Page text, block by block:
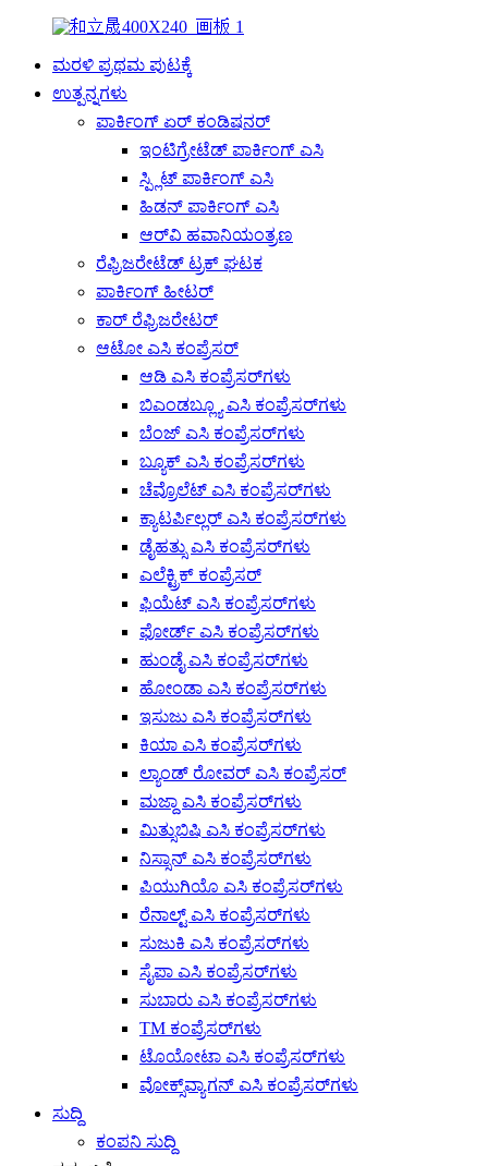
ಮರಳಿ ಪ್ರಥಮ ಪುಟಕ್ಕೆ
ಉತ್ಪನ್ನಗಳು
ಪಾರ್ಕಿಂಗ್ ಏರ್ ಕಂಡಿಷನರ್
ಇಂಟಿಗ್ರೇಟೆಡ್ ಪಾರ್ಕಿಂಗ್ ಎಸಿ
ಸ್ಪ್ಲಿಟ್ ಪಾರ್ಕಿಂಗ್ ಎಸಿ
ಹಿಡನ್ ಪಾರ್ಕಿಂಗ್ ಎಸಿ
ಆರ್‌ವಿ ಹವಾನಿಯಂತ್ರಣ
ರೆಫ್ರಿಜರೇಟೆಡ್ ಟ್ರಕ್ ಘಟಕ
ಪಾರ್ಕಿಂಗ್ ಹೀಟರ್
ಕಾರ್ ರೆಫ್ರಿಜರೇಟರ್
ಆಟೋ ಎಸಿ ಕಂಪ್ರೆಸರ್
ಆಡಿ ಎಸಿ ಕಂಪ್ರೆಸರ್‌ಗಳು
ಬಿಎಂಡಬ್ಲ್ಯೂ ಎಸಿ ಕಂಪ್ರೆಸರ್‌ಗಳು
ಬೆಂಜ್ ಎಸಿ ಕಂಪ್ರೆಸರ್‌ಗಳು
ಬ್ಯೂಕ್ ಎಸಿ ಕಂಪ್ರೆಸರ್‌ಗಳು
ಚೆವ್ರೊಲೆಟ್ ಎಸಿ ಕಂಪ್ರೆಸರ್‌ಗಳು
ಕ್ಯಾಟರ್ಪಿಲ್ಲರ್ ಎಸಿ ಕಂಪ್ರೆಸರ್‌ಗಳು
ಡೈಹತ್ಸು ಎಸಿ ಕಂಪ್ರೆಸರ್‌ಗಳು
ಎಲೆಕ್ಟ್ರಿಕ್ ಕಂಪ್ರೆಸರ್
ಫಿಯೆಟ್ ಎಸಿ ಕಂಪ್ರೆಸರ್‌ಗಳು
ಫೋರ್ಡ್ ಎಸಿ ಕಂಪ್ರೆಸರ್‌ಗಳು
ಹುಂಡೈ ಎಸಿ ಕಂಪ್ರೆಸರ್‌ಗಳು
ಹೋಂಡಾ ಎಸಿ ಕಂಪ್ರೆಸರ್‌ಗಳು
ಇಸುಜು ಎಸಿ ಕಂಪ್ರೆಸರ್‌ಗಳು
ಕಿಯಾ ಎಸಿ ಕಂಪ್ರೆಸರ್‌ಗಳು
ಲ್ಯಾಂಡ್ ರೋವರ್ ಎಸಿ ಕಂಪ್ರೆಸರ್
ಮಜ್ದಾ ಎಸಿ ಕಂಪ್ರೆಸರ್‌ಗಳು
ಮಿತ್ಸುಬಿಷಿ ಎಸಿ ಕಂಪ್ರೆಸರ್‌ಗಳು
ನಿಸ್ಸಾನ್ ಎಸಿ ಕಂಪ್ರೆಸರ್‌ಗಳು
ಪಿಯುಗಿಯೊ ಎಸಿ ಕಂಪ್ರೆಸರ್‌ಗಳು
ರೆನಾಲ್ಟ್ ಎಸಿ ಕಂಪ್ರೆಸರ್‌ಗಳು
ಸುಜುಕಿ ಎಸಿ ಕಂಪ್ರೆಸರ್‌ಗಳು
ಸೈಪಾ ಎಸಿ ಕಂಪ್ರೆಸರ್‌ಗಳು
ಸುಬಾರು ಎಸಿ ಕಂಪ್ರೆಸರ್‌ಗಳು
TM ಕಂಪ್ರೆಸರ್‌ಗಳು
ಟೊಯೋಟಾ ಎಸಿ ಕಂಪ್ರೆಸರ್‌ಗಳು
ವೋಕ್ಸ್‌ವ್ಯಾಗನ್ ಎಸಿ ಕಂಪ್ರೆಸರ್‌ಗಳು
ಸುದ್ದಿ
ಕಂಪನಿ ಸುದ್ದಿ